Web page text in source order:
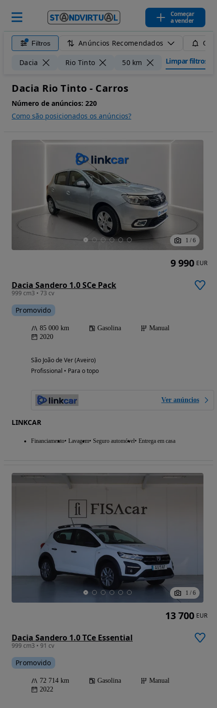
Começar
a vender
Filtros Anúncios Recomendados
Dacia Rio Tinto 50 km Limpar filtros
Dacia Rio Tinto - Carros
Número de anúncios: 220
Como são posicionados os anúncios?
1 / 6
Dacia Sandero 1.0 SCe Pack
999 cm3 • 73 cv
Promovido
85 000 km Gasolina
Manual
2020
São João de Ver (Aveiro)
Profissional • Para o topo
Ver anúncios
LINKCAR
Financiamento Lavagem Seguro automóvel Entrega em casa
9 990 EUR
1 / 6
Dacia Sandero 1.0 TCe Essential
999 cm3 • 91 cv
Promovido
72 714 km Gasolina
Manual
2022
13 700 EUR